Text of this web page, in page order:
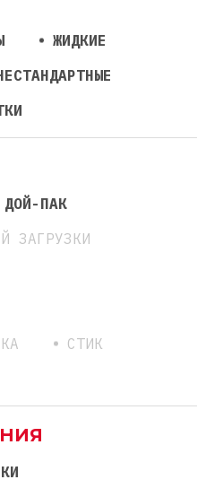
ЖИДКИЕ
ДОЙ-ПАК
ЗАГРУЗКИ
СТИК